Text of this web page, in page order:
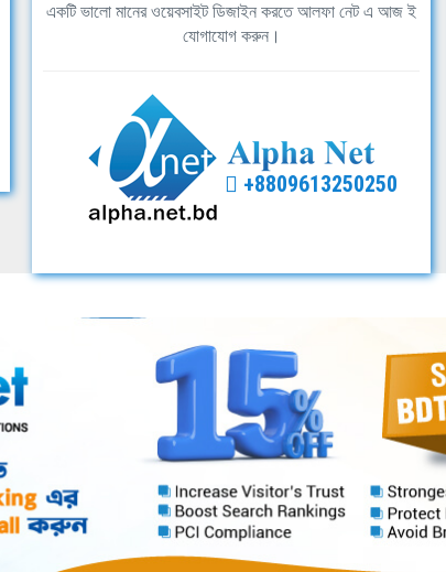
একটি ভালো মানের ওয়েবসাইট ডিজাইন করতে আলফা নেট এ আজ ই
যোগাযোগ করুন।
+8809613250250